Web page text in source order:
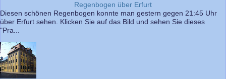
Regenbogen über Erfurt
Diesen schönen Regenbogen konnte man gestern gegen 21:45 Uhr
über Erfurt sehen. Klicken Sie auf das Bild und sehen Sie dieses
"Pra...